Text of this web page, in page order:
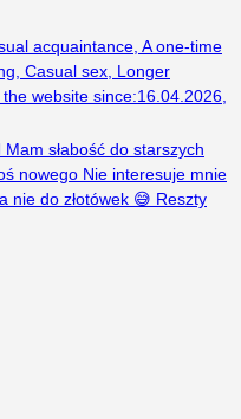
acquaintance, A one-time
, Casual sex, Longer
the website since:16.04.2026,
Mam słabość do starszych
nowego Nie interesuje mnie
nie do złotówek 😅 Reszty